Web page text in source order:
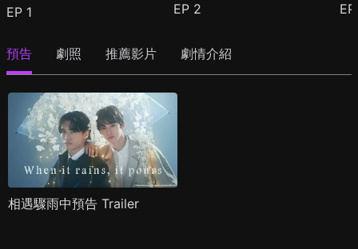
EP 1 EP 2
預告 劇照 推薦影片 劇情介紹
相遇驟雨中預告 Trailer